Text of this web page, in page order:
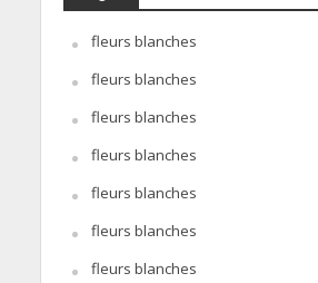
fleurs blanches
fleurs blanches
fleurs blanches
fleurs blanches
fleurs blanches
fleurs blanches
fleurs blanches